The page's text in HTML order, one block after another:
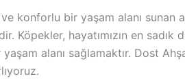
konforlu bir yaşam alanı sunan
Köpekler, hayatımızın en
alanı sağlamaktır. Dost